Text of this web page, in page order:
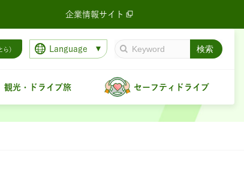
企業情報サイト
ら） Language
観光・ドライブ旅 セーフティドライブ